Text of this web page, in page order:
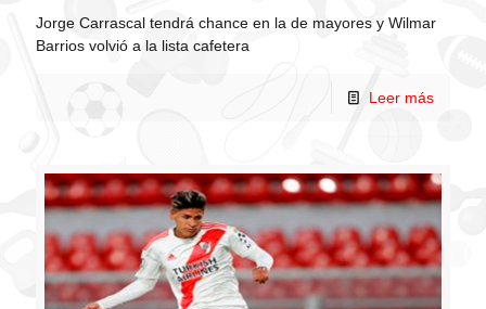
Jorge Carrascal tendrá chance en la de mayores y Wilmar
Barrios volvió a la lista cafetera
Leer más